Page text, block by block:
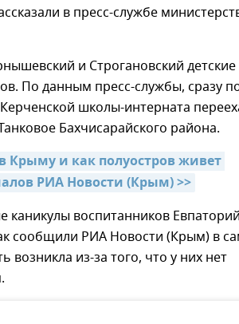
в пресс-службе
и Строгановский детские
По данным пресс-службы, сразу
школы-интерната
Бахчисарайского района.
Крыму и как полуостров живет
РИА Новости (Крым) >>
воспитанников
сообщили РИА Новости (Крым) в
возникла из-за того, что у них нет